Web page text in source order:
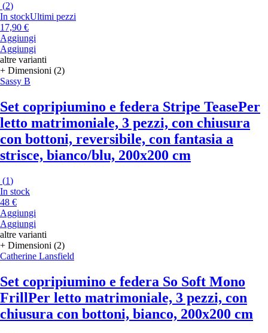
(2)
In stockUltimi pezzi
17,90 €
Aggiungi
Aggiungi
altre varianti
+ Dimensioni (2)
Sassy B
Set copripiumino e federa Stripe TeasePer
letto matrimoniale, 3 pezzi, con chiusura
con bottoni, reversibile, con fantasia a
strisce, bianco/blu, 200x200 cm
(1)
In stock
48 €
Aggiungi
Aggiungi
altre varianti
+ Dimensioni (2)
Catherine Lansfield
Set copripiumino e federa So Soft Mono
FrillPer letto matrimoniale, 3 pezzi, con
chiusura con bottoni, bianco, 200x200 cm